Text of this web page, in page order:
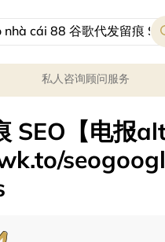
私人咨询顾问服务
【电报